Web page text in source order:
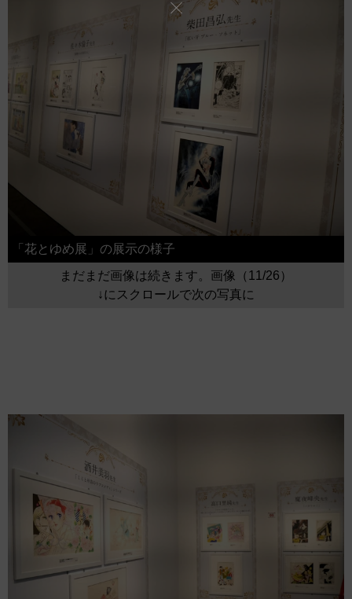
「花とゆめ展」の展示の様子
まだまだ画像は続きます。画像（11/26）
↓にスクロールで次の写真に